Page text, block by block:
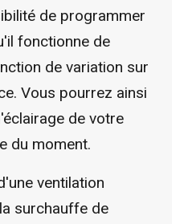
de programmer
fonctionne de
de variation sur
Vous pourrez ainsi
de votre
du moment.
ventilation
surchauffe de